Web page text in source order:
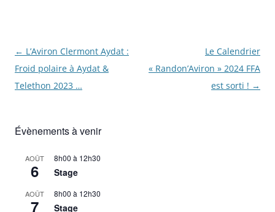
Navigation
des
articles
← L’Aviron Clermont Aydat :
Froid polaire à Aydat &
Telethon 2023 …
Le Calendrier
« Randon’Aviron » 2024 FFA
est sorti ! →
Évènements à venir
AOÛT
6
8h00 à 12h30
Stage
AOÛT
7
8h00 à 12h30
Stage